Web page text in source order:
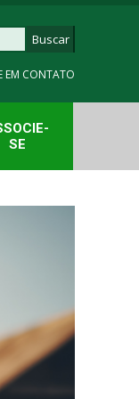
EM CONTATO
SE